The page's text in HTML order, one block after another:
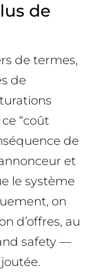
de
de termes,
de
“coût
de
et
le système
on
d’offres, au
safety —